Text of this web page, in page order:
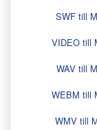
SWF till
VIDEO till
WAV till
WEBM till
WMV till